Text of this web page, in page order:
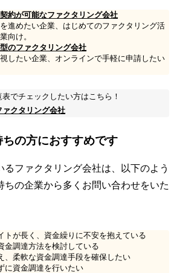
約が可能なファクタリング会社
進めたい企業、はじめてのファクタリング活
向け。
のファクタリング会社
したい企業、オンラインで手軽に申請したい
でチェックしたい方はこちら！
ァクタリング会社
の方におすすめです
るファクタリング会社は、以下のよう
ちの企業から多くお問い合わせをいた
トが長く、資金繰りに不安を抱えている
金調達方法を検討している
、柔軟な資金調達手段を確保したい
に資金調達を行いたい